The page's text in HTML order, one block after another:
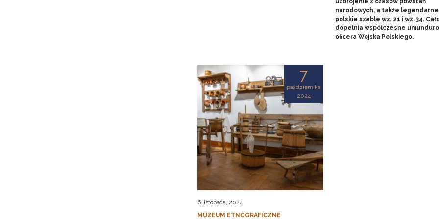
uzbrojenie z czasów powstań
narodowych, a także legendarne
polskie szable wz. 21 i wz. 34.
dopełnia współczesne
oficera Wojska Polskiego.
7
października
2024
6 listopada, 2024
MUZEUM ETNOGRAFICZNE